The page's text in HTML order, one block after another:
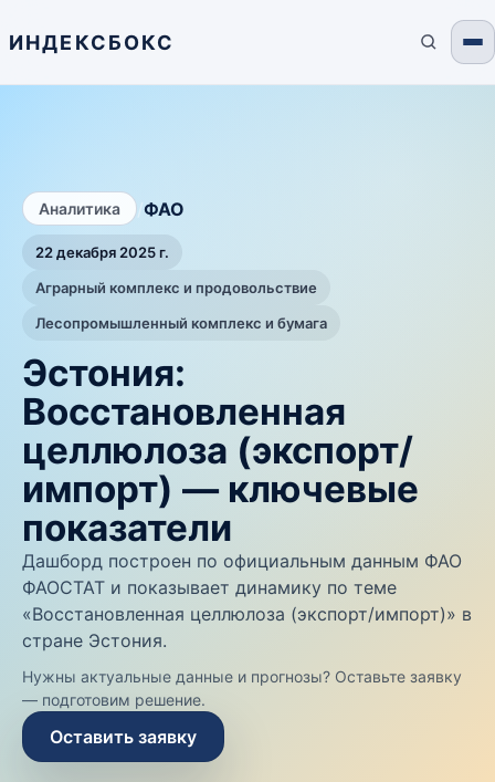
ИНДЕКСБОКС
Аналитика ФАО
22 декабря 2025 г.
Аграрный комплекс и продовольствие
Лесопромышленный комплекс и бумага
Эстония:
Восстановленная
целлюлоза (экспорт/
импорт) — ключевые
показатели
Дашборд построен по официальным данным ФАО
ФАОСТАТ и показывает динамику по теме
«Восстановленная целлюлоза (экспорт/импорт)» в
стране Эстония.
Нужны актуальные данные и прогнозы? Оставьте заявку
— подготовим решение.
Оставить заявку